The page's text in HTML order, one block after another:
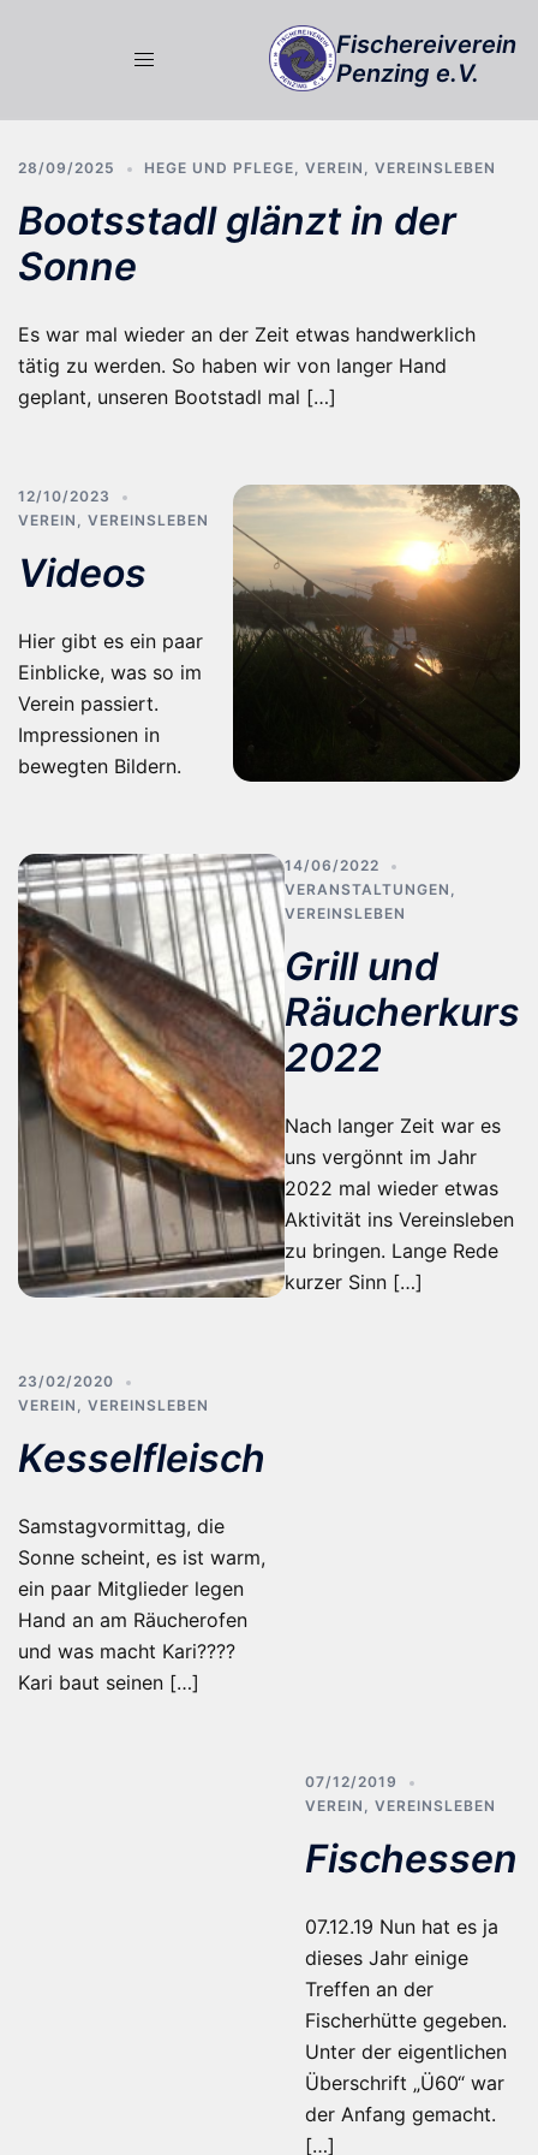
Fischereiverein
Penzing e.V.
28/09/2025 HEGE UND PFLEGE, VEREIN , VEREINSLEBEN
Bootsstadl glänzt in der
Sonne
Es war mal wieder an der Zeit etwas handwerklich
tätig zu werden. So haben wir von langer Hand
geplant, unseren Bootstadl mal […]
12/10/2023
VEREIN , VEREINSLEBEN
Videos
Hier gibt es ein paar
Einblicke, was so im
Verein passiert.
Impressionen in
bewegten Bildern.
14/06/2022
VERANSTALTUNGEN ,
VEREINSLEBEN
Grill und
Räucherkurs
2022
Nach langer Zeit war es
uns vergönnt im Jahr
2022 mal wieder etwas
Aktivität ins Vereinsleben
zu bringen. Lange Rede
kurzer Sinn […]
23/02/2020
VEREIN , VEREINSLEBEN
Kesselfleisch
Samstagvormittag, die
Sonne scheint, es ist warm,
ein paar Mitglieder legen
Hand an am Räucherofen
und was macht Kari????
Kari baut seinen […]
07/12/2019
VEREIN , VEREINSLEBEN
Fischessen
07.12.19 Nun hat es ja
dieses Jahr einige
Treffen an der
Fischerhütte gegeben.
Unter der eigentlichen
Überschrift „Ü60“ war
der Anfang gemacht.
[…]